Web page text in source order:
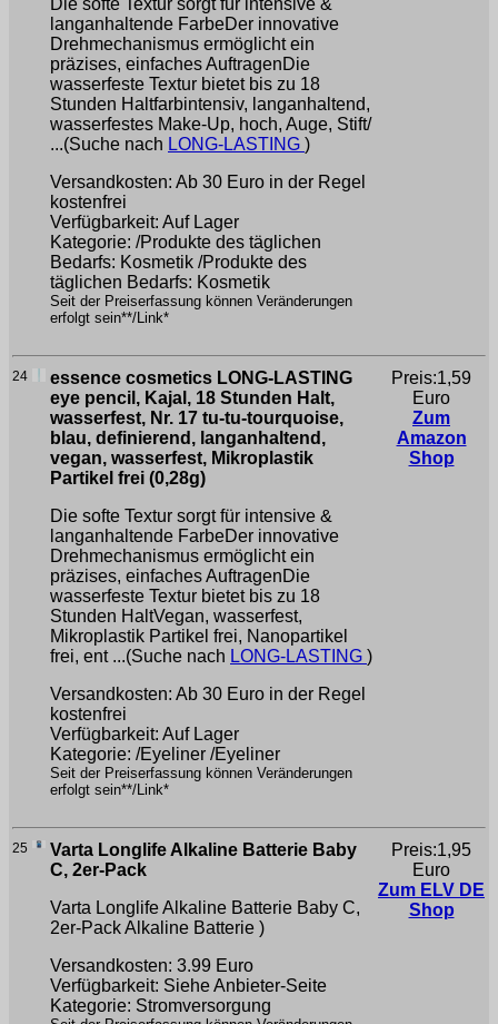
Die softe Textur sorgt für intensive &
langanhaltende FarbeDer innovative
Drehmechanismus ermöglicht ein
präzises, einfaches AuftragenDie
wasserfeste Textur bietet bis zu 18
Stunden Haltfarbintensiv, langanhaltend,
wasserfestes Make-Up, hoch, Auge, Stift/
...(Suche nach LONG-LASTING )
Versandkosten: Ab 30 Euro in der Regel
kostenfrei
Verfügbarkeit: Auf Lager
Kategorie: /Produkte des täglichen
Bedarfs: Kosmetik /Produkte des
täglichen Bedarfs: Kosmetik
Seit der Preiserfassung können Veränderungen
erfolgt sein**/Link*
24
essence cosmetics LONG-LASTING
eye pencil, Kajal, 18 Stunden Halt,
wasserfest, Nr. 17 tu-tu-tourquoise,
blau, definierend, langanhaltend,
vegan, wasserfest, Mikroplastik
Partikel frei (0,28g)
Die softe Textur sorgt für intensive &
langanhaltende FarbeDer innovative
Drehmechanismus ermöglicht ein
präzises, einfaches AuftragenDie
wasserfeste Textur bietet bis zu 18
Stunden HaltVegan, wasserfest,
Mikroplastik Partikel frei, Nanopartikel
frei, ent ...(Suche nach LONG-LASTING )
Versandkosten: Ab 30 Euro in der Regel
kostenfrei
Verfügbarkeit: Auf Lager
Kategorie: /Eyeliner /Eyeliner
Seit der Preiserfassung können Veränderungen
erfolgt sein**/Link*
Preis:1,59
Euro
Zum
Amazon
Shop
25
Varta Longlife Alkaline Batterie Baby
C, 2er-Pack
Varta Longlife Alkaline Batterie Baby C,
2er-PackAlkaline Batterie )
Versandkosten: 3.99 Euro
Verfügbarkeit: Siehe Anbieter-Seite
Kategorie: Stromversorgung
Preis:1,95
Euro
Zum ELV DE
Shop